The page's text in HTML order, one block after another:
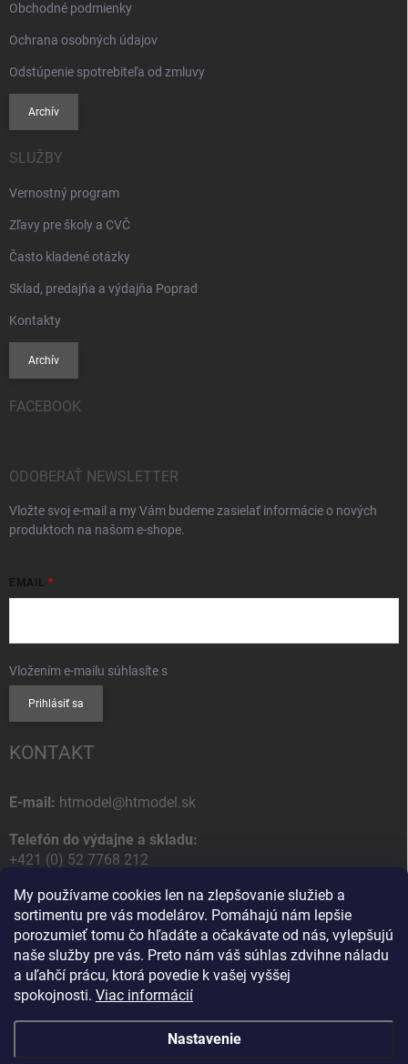
My používame cookies len na zlepšovanie služieb a
sortimentu pre vás modelárov. Pomáhajú nám lepšie
porozumieť tomu čo hľadáte a očakávate od nás, vylepšujú
naše služby pre vás. Preto nám váš súhlas zdvihne náladu
a uľahčí prácu, ktorá povedie k vašej vyššej
spokojnosti. Viac informácií
Nastavenie
Obchodné podmienky
Ochrana osobných údajov
Odstúpenie spotrebiteľa od zmluvy
Archív
SLUŽBY
Vernostný program
Zľavy pre školy a CVČ
Často kladené otázky
Sklad, predajňa a výdajňa Poprad
Kontakty
Archív
FACEBOOK
ODOBERAŤ NEWSLETTER
Vložte svoj e-mail a my Vám budeme zasielať informácie o nových
produktoch na našom e-shope.
EMAIL
Vložením e-mailu súhlasíte s
Prihlásiť sa
KONTAKT
E-mail: htmodel@htmodel.sk
Telefón do výdajne a skladu:
+421 (0) 52 7768 212
Poštová / Odberná adresa:
HT model
Na letisko 49
058 01 Poprad
Slovenská Republika